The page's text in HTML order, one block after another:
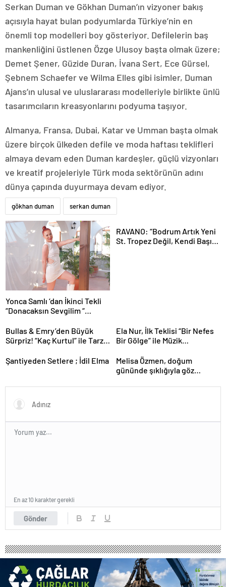
Serkan Duman ve Gökhan Duman’ın vizyoner bakış
açısıyla hayat bulan podyumlarda Türkiye’nin en
önemli top modelleri boy gösteriyor. Defilelerin baş
mankenliğini üstlenen Özge Ulusoy başta olmak üzere;
Demet Şener, Güzide Duran, İvana Sert, Ece Gürsel,
Şebnem Schaefer ve Wilma Elles gibi isimler, Duman
Ajans’ın ulusal ve uluslararası modelleriyle birlikte ünlü
tasarımcıların kreasyonlarını podyuma taşıyor.
Almanya, Fransa, Dubai, Katar ve Umman başta olmak
üzere birçok ülkeden defile ve moda haftası teklifleri
almaya devam eden Duman kardeşler, güçlü vizyonları
ve kreatif projeleriyle Türk moda sektörünün adını
dünya çapında duyurmaya devam ediyor.
gökhan duman serkan duman
Yonca Samlı ‘dan İkinci Tekli
“Donacaksın Sevgilim “
RAVANO: “Bodrum Artık Yeni
St. Tropez Değil, Kendi Başına
Bullas & Emry’den Büyük
Sürpriz! “Kaç Kurtul” ile Tarz
Ela Nur, İlk Teklisi “Bir Nefes
Bir Gölge” ile Müzik
Şantiyeden Setlere ; İdil Elma
Melisa Özmen, doğum
gününde şıklığıyla göz
Gönder
En az 10 karakter gerekli